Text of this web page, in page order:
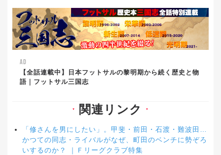
AD
【全話連載中】日本フットサルの黎明期から続く歴史と物
語｜フットサル三国志
▼ 関連リンク ▼
「修さんを男にしたい」。甲斐・前田・石渡・難波田…
かつての同志・ライバルがなぜ、町田のベンチに勢ぞろ
いするのか？ ｜Ｆリーグクラブ特集